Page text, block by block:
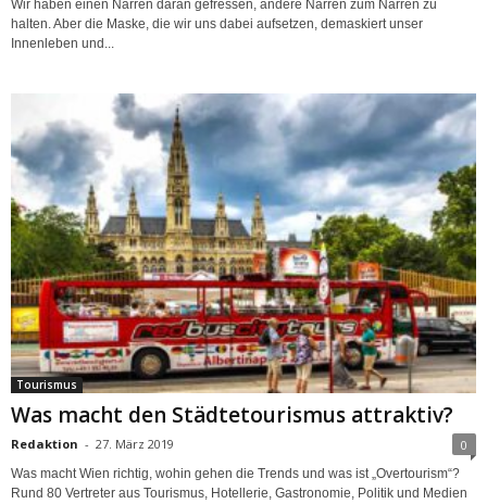
Wir haben einen Narren daran gefressen, andere Narren zum Narren zu
halten. Aber die Maske, die wir uns dabei aufsetzen, demaskiert unser
Innenleben und...
Tourismus
Was macht den Städtetourismus attraktiv?
Redaktion - 27. März 2019 0
Was macht Wien richtig, wohin gehen die Trends und was ist „Overtourism“?
Rund 80 Vertreter aus Tourismus, Hotellerie, Gastronomie, Politik und Medien